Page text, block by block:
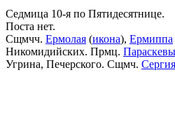
Седмица 10-я по Пятидесятнице.
Поста нет.
Сщмчч. Ермолая (икона), Ермиппа
Никомидийских. Прмц. Параскевы
Угрина, Печерского. Сщмч. Сергия